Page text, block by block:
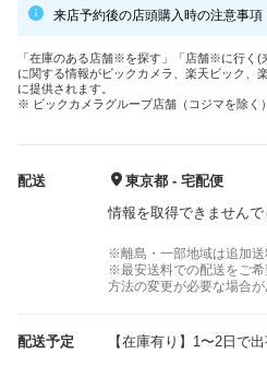
来店予約後の店頭購入時の注意事項
「在庫のある店舗※を探す」「店舗※に行く(
に関する情報がビックカメラ、楽天ビック、
に提供されます。
※ ビックカメラグループ店舗（コジマを除く）
配送
東京都 - 宅配便
情報を取得できません
※離島・一部地域は追加送
※最安送料での配送をご
方法の変更が必要な場合が
配送予定 【在庫有り】1〜2日で